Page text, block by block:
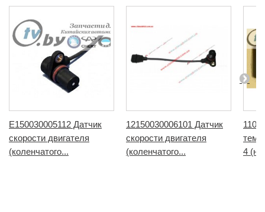
E150030005112 Датчик
скорости двигателя
(коленчатого...
12150030006101 Датчик
скорости двигателя
(коленчатого...
4